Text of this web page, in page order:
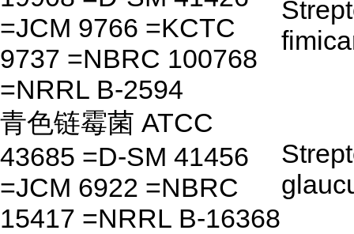
=JCM 9766 =KCTC
9737 =NBRC 100768
=NRRL B-2594
青色链霉菌 ATCC
43685 =D-SM 41456
=JCM 6922 =NBRC
15417 =NRRL B-16368